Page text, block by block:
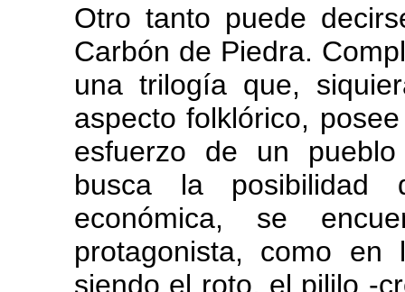
Otro tanto puede
Carbón de Piedra.
una trilogía que,
aspecto folklórico,
esfuerzo de un
busca la posibilidad
económica, se
protagonista, como
siendo el roto, el pililo -